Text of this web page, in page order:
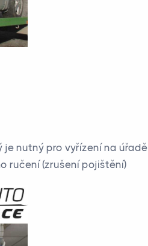
je nutný pro vyřízení na úřadě
ručení (zrušení pojištění)